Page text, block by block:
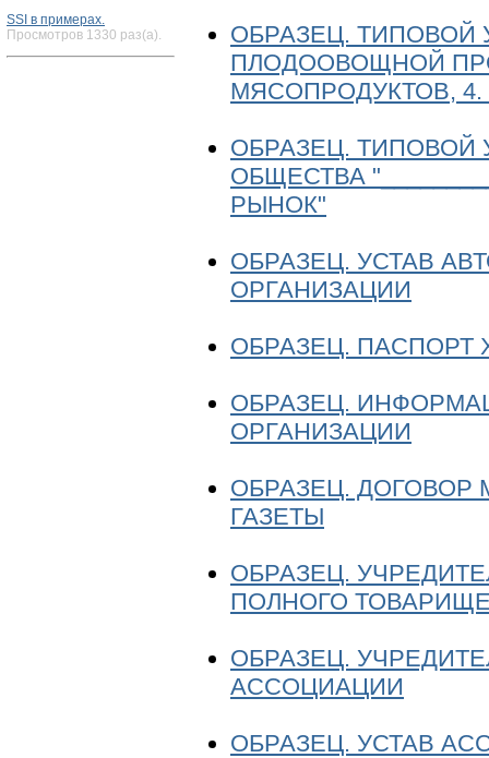
SSI в примерах.
Просмотров 1330 раз(а).
ОБРАЗЕЦ. ТИПОВОЙ
ПЛОДООВОЩНОЙ
МЯСОПРОДУКТОВ,
ОБРАЗЕЦ. ТИПОВОЙ
ОБЩЕСТВА
РЫНОК"
ОБРАЗЕЦ. УСТАВ
ОРГАНИЗАЦИИ
ОБРАЗЕЦ. ПАСПОРТ
ОБРАЗЕЦ.
ОРГАНИЗАЦИИ
ОБРАЗЕЦ. ДОГОВОР
ГАЗЕТЫ
ОБРАЗЕЦ.
ПОЛНОГО
ОБРАЗЕЦ.
АССОЦИАЦИИ
ОБРАЗЕЦ. УСТАВ